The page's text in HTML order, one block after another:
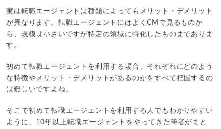
実は転職エージェントは種類によってもメリット・デメリット
が異なります。転職エージェントにはよくCMで見るものか
ら、規模は小さいですが特定の領域に特化したものまでありま
す。
初めて転職エージェントを利用する場合、それぞれにどのよう
な特徴やメリット・デメリットがあるのかをすべて把握するの
は難しいですよね。
そこで初めて転職エージェントを利用する人でもわかりやすい
ように、10年以上転職エージェントをやってきた筆者がまと